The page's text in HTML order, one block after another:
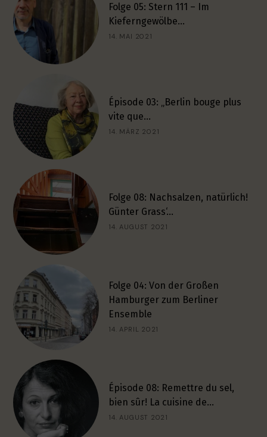
Folge 05: Stern 111 – Im
Kieferngewölbe…
14. MAI 2021
Épisode 03: „Berlin bouge plus
vite que…
14. MÄRZ 2021
Folge 08: Nachsalzen, natürlich!
Günter Grass‘…
14. AUGUST 2021
Folge 04: Von der Großen
Hamburger zum Berliner
Ensemble
14. APRIL 2021
Épisode 08: Remettre du sel,
bien sûr! La cuisine de…
14. AUGUST 2021